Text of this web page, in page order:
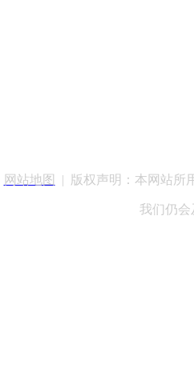
网站地图 | 版权声明：本网站所
我们仍会